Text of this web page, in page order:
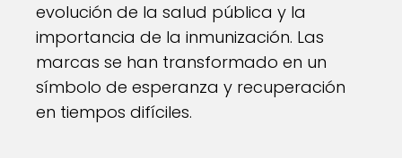
evolución de la salud pública y la
importancia de la inmunización. Las
marcas se han transformado en un
símbolo de esperanza y recuperación
en tiempos difíciles.